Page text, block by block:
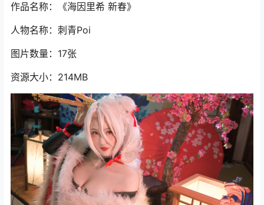
作品名称：《海因里希 新春》
人物名称：刺青Poi
图片数量：17张
资源大小：214MB